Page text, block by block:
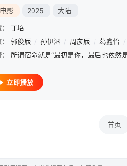
电影 2025 大陆
丁培
郭俊辰 / 孙伊涵 / 周彦辰 / 葛鑫怡 /
立即播放
首页